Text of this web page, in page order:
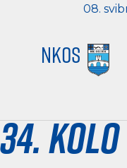
08.
NKOS
34. kolo